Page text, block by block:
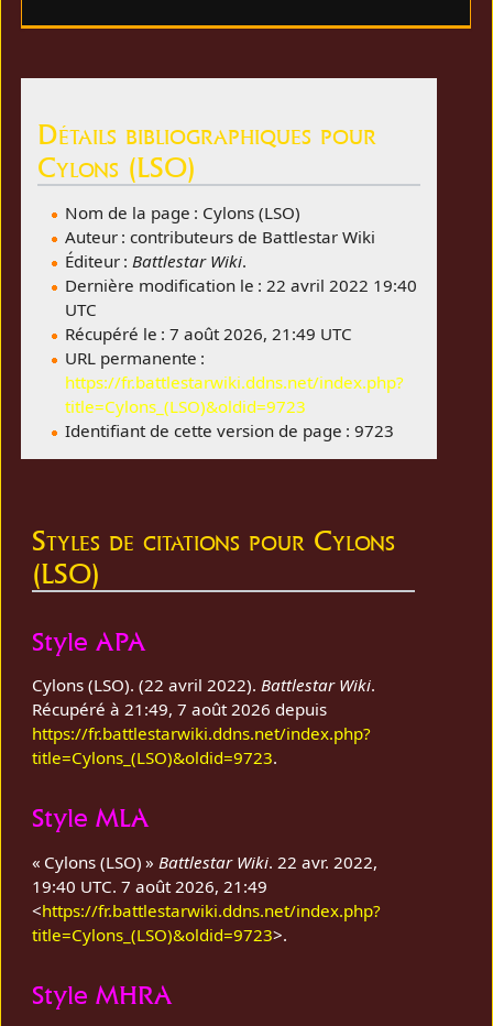
Détails bibliographiques pour
Cylons (LSO)
Nom de la page : Cylons (LSO)
Auteur : contributeurs de Battlestar Wiki
Éditeur : Battlestar Wiki.
Dernière modification le : 22 avril 2022 19:40
UTC
Récupéré le : 7 août 2026, 21:49 UTC
URL permanente :
https://fr.battlestarwiki.ddns.net/index.php?
title=Cylons_(LSO)&oldid=9723
Identifiant de cette version de page : 9723
Styles de citations pour Cylons
(LSO)
Style APA
Cylons (LSO). (22 avril 2022).Battlestar Wiki.
Récupéré à 21:49, 7 août 2026 depuis
https://fr.battlestarwiki.ddns.net/index.php?
title=Cylons_(LSO)&oldid=9723.
Style MLA
« Cylons (LSO) » Battlestar Wiki. 22 avr. 2022,
19:40 UTC. 7 août 2026, 21:49
<https://fr.battlestarwiki.ddns.net/index.php?
title=Cylons_(LSO)&oldid=9723>.
Style MHRA